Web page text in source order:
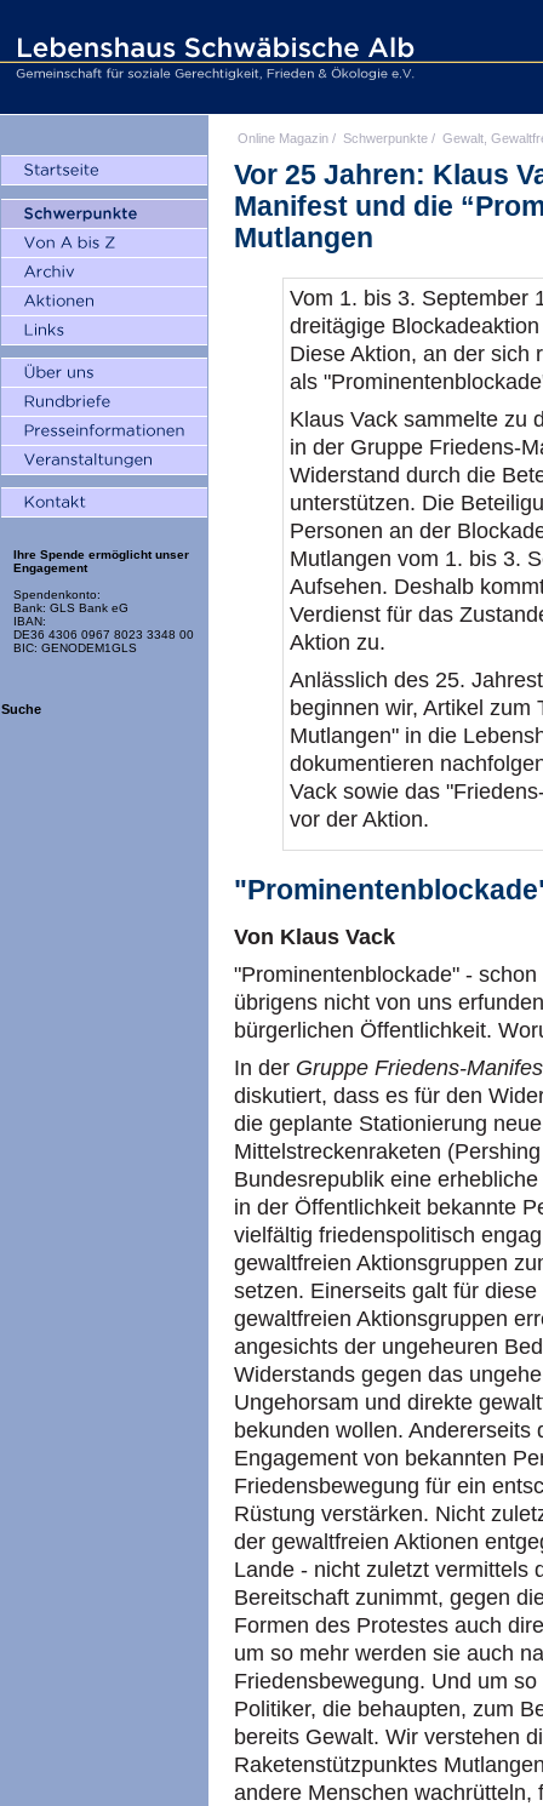
Ihre Spende ermöglicht unser
Engagement
Spendenkonto:
Bank: GLS Bank eG
IBAN:
DE36 4306 0967 8023 3348 00
BIC: GENODEM1GLS
Suche
Online Magazin / Schwerpunkte / Gewalt,
Vor 25 Jahren: Klaus
Manifest und die
Mutlangen
Vom 1. bis 3. September
dreitägige
Diese Aktion, an der sich
als
Klaus Vack sammelte zu
in der Gruppe Friedens-
Widerstand durch die
unterstützen. Die
Personen an der
Mutlangen vom 1. bis 3.
Aufsehen. Deshalb
Verdienst für das
Aktion zu.
Anlässlich des 25.
beginnen wir, Artikel zum
Mutlangen" in die
dokumentieren
Vack sowie das
vor der Aktion.
Von Klaus Vack
"Prominentenblockade" -
übrigens nicht von uns
bürgerlichen Öffentlichkeit.
In der Gruppe Friedens-
diskutiert, dass es für den
die geplante Stationierung
Mittelstreckenraketen
Bundesrepublik eine
in der Öffentlichkeit bekannte
vielfältig friedenspolitisch
gewaltfreien Aktionsgruppen
setzen. Einerseits galt für
gewaltfreien Aktionsgruppen
angesichts der ungeheuren
Widerstands gegen das
Ungehorsam und direkte
bekunden wollen.
Engagement von bekannten
Friedensbewegung für ein
Rüstung verstärken. Nicht
der gewaltfreien Aktionen
Lande - nicht zuletzt vermittels
Bereitschaft zunimmt, gegen
Formen des Protestes auch
um so mehr werden sie auch
Friedensbewegung. Und um
Politiker, die behaupten, zum
bereits Gewalt. Wir verstehen
Raketenstützpunktes
andere Menschen